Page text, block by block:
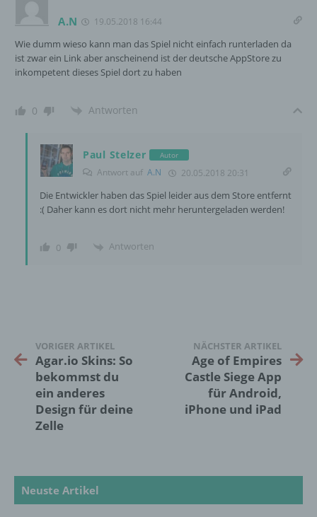
A.N 19.05.2018 16:44
Wie dumm wieso kann man das Spiel nicht einfach runterladen da
ist zwar ein Link aber anscheinend ist der deutsche AppStore zu
inkompetent dieses Spiel dort zu haben
0 Antworten
Paul Stelzer Autor
Antwort auf A.N 20.05.2018 20:31
Die Entwickler haben das Spiel leider aus dem Store entfernt
:( Daher kann es dort nicht mehr heruntergeladen werden!
0 Antworten
VORIGER ARTIKEL
Agar.io Skins: So
bekommst du
ein anderes
Design für deine
Zelle
NÄCHSTER ARTIKEL
Age of Empires
Castle Siege App
für Android,
iPhone und iPad
Neuste Artikel
Profiling ist jede Art der automatisierten
darin besteht, dass diese
personenbezogenen Daten verwendet
werden, um bestimmte persönliche Aspekte,
bezüglich Arbeitsleistung, wirtschaftlicher
Interessen, Zuverlässigkeit, Verhalten,
Aufenthaltsort oder Ortswechsel dieser
natürlichen Person zu analysieren oder
können, sofern diese zusätzlichen
Informationen gesondert aufbewahrt werden
und technischen und organisatorischen
Maßnahmen unterliegen, die gewährleisten,
dass die personenbezogenen Daten nicht
einer identifizierten oder identifizierbaren
g) Verantwortlicher oder für die Verarbeitung
Verantwortlicher